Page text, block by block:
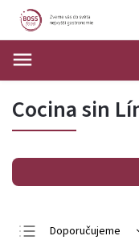
Cocina sin
Doporučujeme